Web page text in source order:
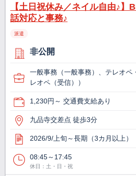
【土日祝休み／ネイル自由♪】
話対応と事務♪
派遣
非公開
一般事務（一般事務）、テレオペ
レオペ（受信））
1,230円～ 交通費支給あり
九品寺交差点 徒歩3分
2026/9/上旬～長期（3カ月以上）
08:45～17:45
休日：土・日・祝